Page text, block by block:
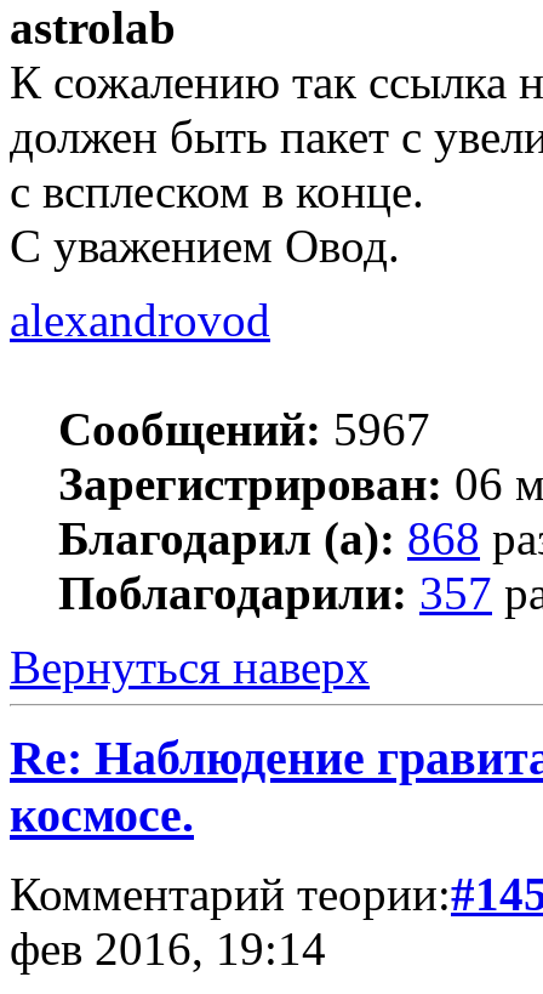
astrolab
К сожалению так ссылка
должен быть пакет с
с всплеском в конце.
С уважением Овод.
alexandrovod
Сообщений: 5967
Зарегистрирован: 06
Благодарил (а): 868
Поблагодарили: 357
Вернуться наверх
Re: Наблюдение
космосе.
Комментарий теории:
фев 2016, 19:14